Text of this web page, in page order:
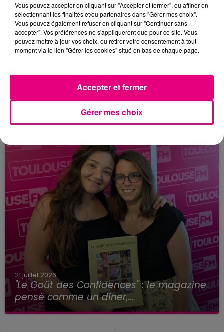
21 juillet 2026
"Le Goût des Confidences" : le magazine
pensé comme un dîner,...
Vous pouvez accepter en cliquant sur "Accepter et fermer", ou affiner en
sélectionnant les finalités et/ou partenaires dans "Gérer mes choix".
Vous pouvez également refuser en cliquant sur "Continuer sans
accepter". Vos préférences ne s'appliqueront que pour ce site. Vous
pouvez mettre à jour vos choix, ou retirer votre consentement à tout
moment via le lien "Gérer les cookies" situé en bas de chaque page.
Gérer mes choix
Accepter et fermer